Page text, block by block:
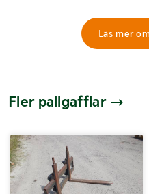
Läs mer
Fler pallgafflar